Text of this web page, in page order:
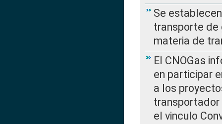
Se
transporte de
materia de
El CNOGas
en participar
a los
transportador
el vinculo